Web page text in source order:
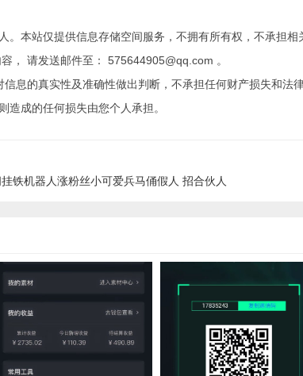
。本站仅提供信息存储空间服务，不拥有所有权，不承担相
， 请发送邮件至： 575644905@qq.com 。
息的真实性及准确性做出判断，不承担任何财产损失和法
成的任何损失由您个人承担。
铁机器人涨粉丝小可爱兵马俑假人 招合伙人